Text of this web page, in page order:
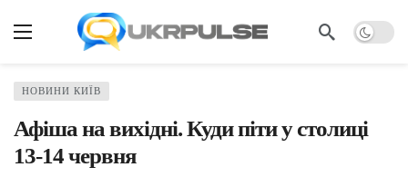
НОВИНИ КИЇВ
Афіша на вихідні. Куди піти у столиці
13-14 червня